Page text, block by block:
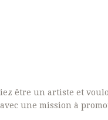
être un artiste et
une mission à